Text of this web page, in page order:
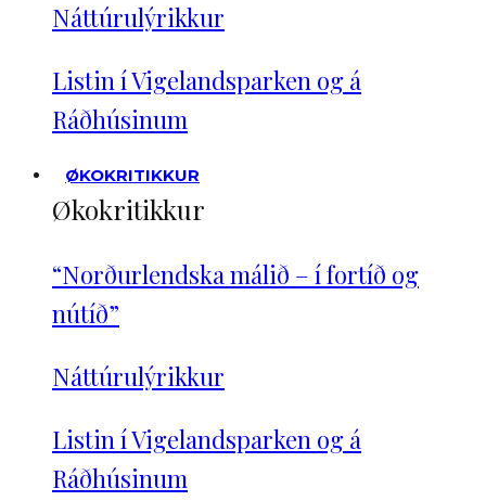
Náttúrulýrikkur
Listin í Vigelandsparken og á
Ráðhúsinum
ØKOKRITIKKUR
Økokritikkur
“Norðurlendska málið – í fortíð og
nútíð”
Náttúrulýrikkur
Listin í Vigelandsparken og á
Ráðhúsinum